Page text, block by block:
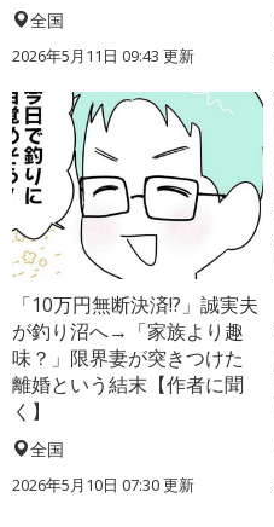
全国
2026年5月11日 09:43 更新
「10万円無断決済!?」誠実夫
が釣り沼へ→「家族より趣
味？」限界妻が突きつけた
離婚という結末【作者に聞
く】
全国
2026年5月10日 07:30 更新